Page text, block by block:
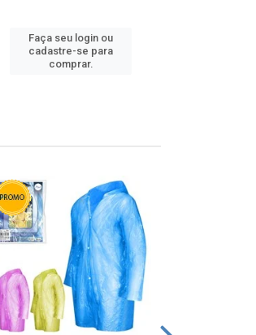
Faça seu login ou
cadastre-se para
comprar.